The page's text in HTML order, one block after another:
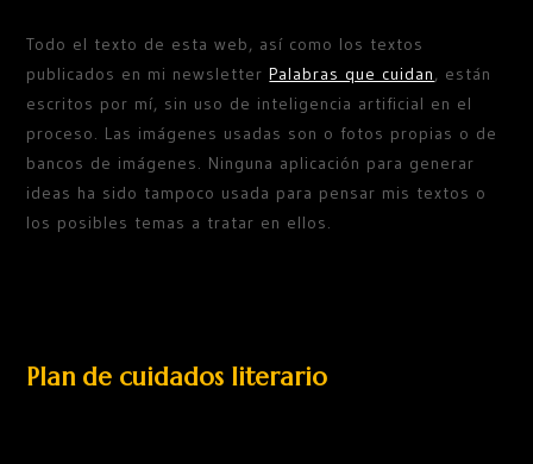
Todo el texto de esta web, así como los textos
publicados en mi newsletterPalabras que cuidan, están
escritos por mí, sin uso de inteligencia artificial en el
proceso. Las imágenes usadas son o fotos propias o de
bancos de imágenes. Ninguna aplicación para generar
ideas ha sido tampoco usada para pensar mis textos o
los posibles temas a tratar en ellos.
Plan de cuidados literario